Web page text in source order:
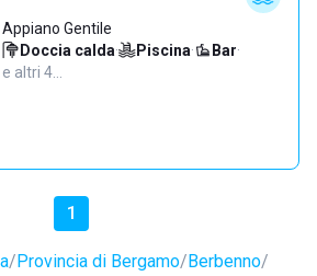
Appiano Gentile
Doccia calda· Piscina· Bar·
e altri 4…
1
Provincia di Bergamo Berbenno